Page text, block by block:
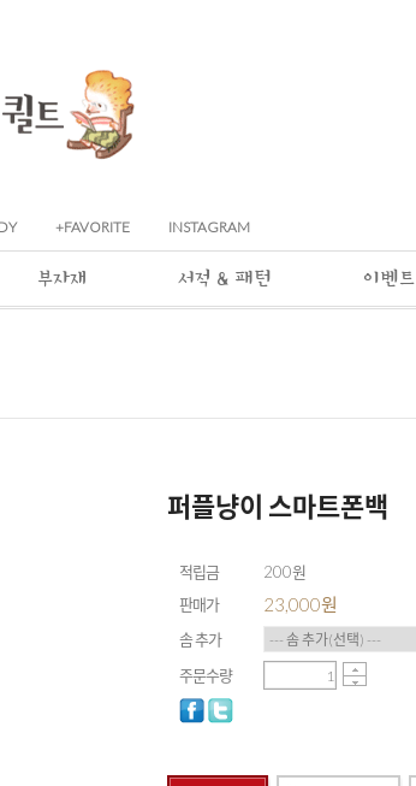
+FAVORITE INSTAGRAM
부자재 서적 & 패턴 이벤트
퍼플냥이 스마트폰백
적립금
200원
판매가
23,000원
솜 추가
주문수량